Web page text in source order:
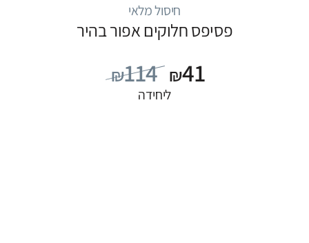
חיסול מלאי
פסיפס חלוקים אפור בהיר
₪114 ₪41
ליחידה